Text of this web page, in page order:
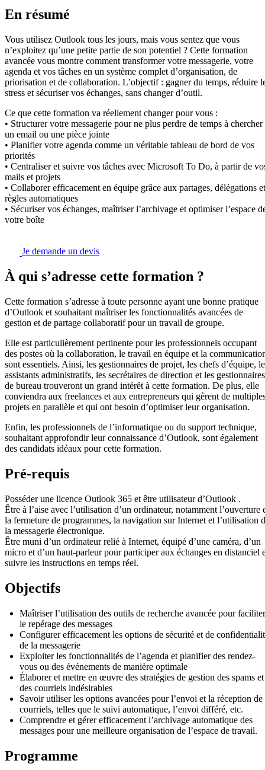
En résumé
Vous utilisez Outlook tous les jours, mais vous sentez que vous
n’exploitez qu’une petite partie de son potentiel ? Cette formation
avancée vous montre comment transformer votre messagerie, votre
agenda et vos tâches en un système complet d’organisation, de
priorisation et de collaboration. L’objectif : gagner du temps, réduire
stress et sécuriser vos échanges, sans changer d’outil.
Ce que cette formation va réellement changer pour vous :
• Structurer votre messagerie pour ne plus perdre de temps à chercher
un email ou une pièce jointe
• Planifier votre agenda comme un véritable tableau de bord de vos
priorités
• Centraliser et suivre vos tâches avec Microsoft To Do, à partir de
mails et projets
• Collaborer efficacement en équipe grâce aux partages, délégations et
règles automatiques
• Sécuriser vos échanges, maîtriser l’archivage et optimiser l’espace
votre boîte
Je demande un devis
À qui s’adresse cette formation ?
Cette formation s’adresse à toute personne ayant une bonne pratique
d’Outlook et souhaitant maîtriser les fonctionnalités avancées de
gestion et de partage collaboratif pour un travail de groupe.
Elle est particulièrement pertinente pour les professionnels occupant
des postes où la collaboration, le travail en équipe et la
sont essentiels. Ainsi, les gestionnaires de projet, les chefs d’équipe,
assistants administratifs, les secrétaires de direction et les gestionnaires
de bureau trouveront un grand intérêt à cette formation. De plus, elle
conviendra aux freelances et aux entrepreneurs qui gèrent de
projets en parallèle et qui ont besoin d’optimiser leur organisation.
Enfin, les professionnels de l’informatique ou du support technique,
souhaitant approfondir leur connaissance d’Outlook, sont également
des candidats idéaux pour cette formation.
Pré-requis
Posséder une licence Outlook 365 et être utilisateur d’Outlook .
Être à l’aise avec l’utilisation d’un ordinateur, notamment l’ouverture
la fermeture de programmes, la navigation sur Internet et l’utilisation
la messagerie électronique.
Être muni d’un ordinateur relié à Internet, équipé d’une caméra, d’un
micro et d’un haut-parleur pour participer aux échanges en distanciel
suivre les instructions en temps réel.
Objectifs
Maîtriser l’utilisation des outils de recherche avancée pour faciliter
le repérage des messages
Configurer efficacement les options de sécurité et de
de la messagerie
Exploiter les fonctionnalités de l’agenda et planifier des rendez-
vous ou des événements de manière optimale
Élaborer et mettre en œuvre des stratégies de gestion des spams et
des courriels indésirables
Savoir utiliser les options avancées pour l’envoi et la réception de
courriels, telles que le suivi automatique, l’envoi différé, etc.
Comprendre et gérer efficacement l’archivage automatique des
messages pour une meilleure organisation de l’espace de travail.
Programme